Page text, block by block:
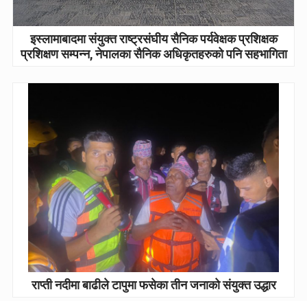
इस्लामाबादमा संयुक्त राष्ट्रसंघीय सैनिक पर्यवेक्षक प्रशिक्षक
प्रशिक्षण सम्पन्न, नेपालका सैनिक अधिकृतहरुको पनि सहभागिता
राप्ती नदीमा बाढीले टापुमा फसेका तीन जनाको संयुक्त उद्धार